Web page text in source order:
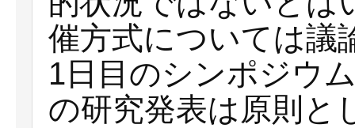
催方式については議
1日目のシンポジウ
の研究発表は原則と